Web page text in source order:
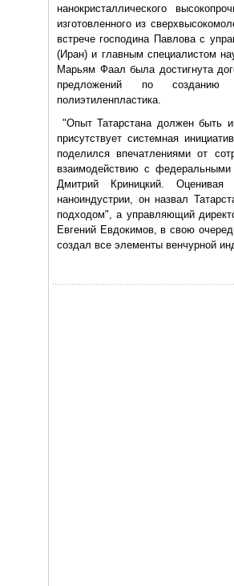
нанокристаллического
изготовленного из
встрече господина Павлова с
(Иран) и главным специалистом
Марьям Фаал была достигнута
предложений по созданию
полиэтиленпластика.
"Опыт Татарстана должен быть
присутствует системная
поделился впечатлениями от
взаимодействию с
Дмитрий Криницкий. Оценивая
наноиндустрии, он назвал
подходом", а управляющий
Евгений Евдокимов, в свою
создал все элементы венчурной